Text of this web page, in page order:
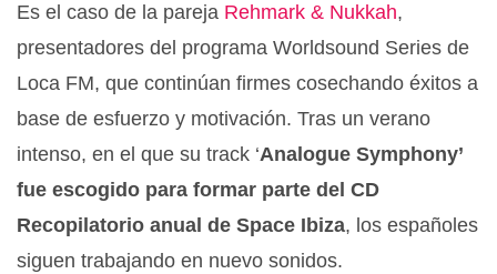
Es el caso de la pareja Rehmark & Nukkah,
presentadores del programa Worldsound Series de
Loca FM, que continúan firmes cosechando éxitos a
base de esfuerzo y motivación. Tras un verano
intenso, en el que su track ‘Analogue Symphony’
fue escogido para formar parte del CD
Recopilatorio anual de Space Ibiza, los españoles
siguen trabajando en nuevo sonidos.